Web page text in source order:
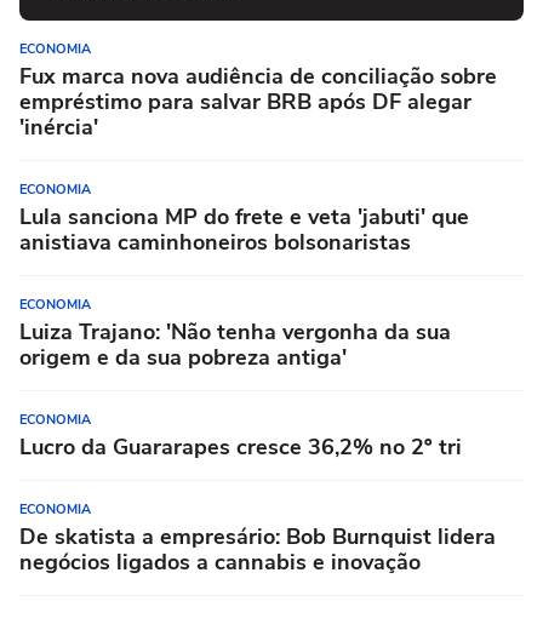
ECONOMIA
Fux marca nova audiência de conciliação sobre
empréstimo para salvar BRB após DF alegar
'inércia'
ECONOMIA
Lula sanciona MP do frete e veta 'jabuti' que
anistiava caminhoneiros bolsonaristas
ECONOMIA
Luiza Trajano: 'Não tenha vergonha da sua
origem e da sua pobreza antiga'
ECONOMIA
Lucro da Guararapes cresce 36,2% no 2º tri
ECONOMIA
De skatista a empresário: Bob Burnquist lidera
negócios ligados a cannabis e inovação